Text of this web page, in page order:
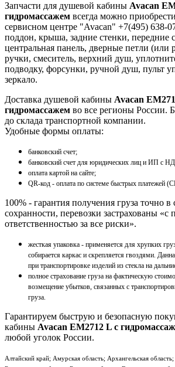
Запчасти для душевой кабины Avacan
гидромассажем всегда можно
сервисном центре "Avacan" +7(495) 638-
поддон, крыша, задние стенки, передние
центральная панель, дверные петли (или
ручки, смеситель, верхний душ,
подводку, форсунки, ручной душ, пульт
зеркало.
Доставка душевой кабины Avacan
гидромассажем во все регионы России.
до склада транспортной компании.
Удобные формы оплаты:
банковский счет;
банковский счет для юридических лиц и ИП с
оплата картой на сайте;
QR-код - оплата по системе быстрых платежей
100% - гарантия получения груза точно в
сохранности, перевозки застрахованы «с
ответственностью за все риски».
жесткая упаковка - применяется для хрупких
собирается каркас и скрепляется гвоздями.
при транспортировке изделий из стекла на
полное страхование груза на фактическую
возмещение убытков, связанных с
груза.
Гарантируем быструю и безопасную
кабины Avacan EM2712 L с
любой уголок России.
Алтайский край; Амурская область; Архангельская